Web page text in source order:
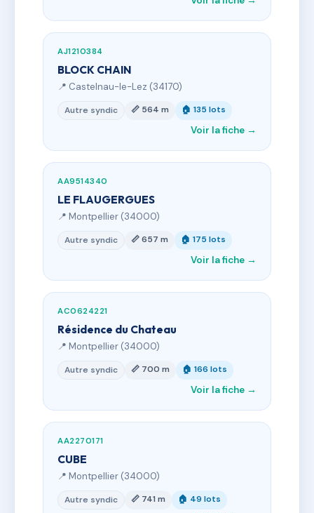
AJ1210384
BLOCK CHAIN
📍 Castelnau-le-Lez (34170)
Autre syndic 📏 564 m 🏠 135 lots
Voir la fiche →
AA9514340
LE FLAUGERGUES
📍 Montpellier (34000)
Autre syndic 📏 657 m 🏠 175 lots
Voir la fiche →
AC0624221
Résidence du Chateau
📍 Montpellier (34000)
Autre syndic 📏 700 m 🏠 166 lots
Voir la fiche →
AA2270171
CUBE
📍 Montpellier (34000)
Autre syndic 📏 741 m 🏠 49 lots